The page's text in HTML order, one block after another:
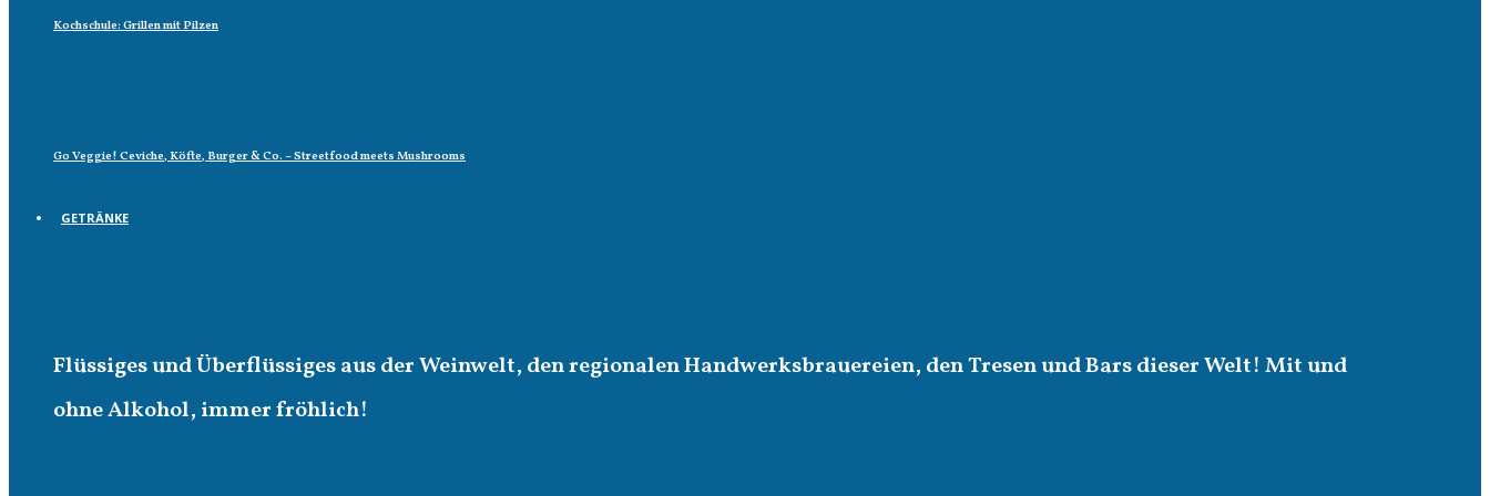
Kochschule: Grillen mit Pilzen
Go Veggie! Ceviche, Köfte, Burger & Co. – Streetfood meets Mushrooms
GETRÄNKE
Flüssiges und Überflüssiges aus der Weinwelt, den regionalen Handwerksbrauereien, den Tresen und Bars dieser Welt! Mit und
ohne Alkohol, immer fröhlich!